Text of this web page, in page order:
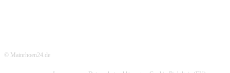
© Mainrhoen24.de